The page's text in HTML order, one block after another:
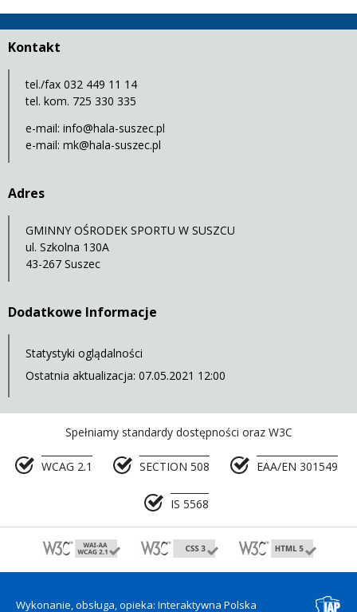
Kontakt
tel./fax 032 449 11 14
tel. kom. 725 330 335
e-mail: info@hala-suszec.pl
e-mail: mk@hala-suszec.pl
Adres
GMINNY OŚRODEK SPORTU W SUSZCU
ul. Szkolna 130A
43-267 Suszec
Dodatkowe Informacje
Statystyki oglądalności
Ostatnia aktualizacja: 07.05.2021 12:00
Spełniamy standardy dostępności oraz W3C
WCAG 2.1 SECTION 508 EAA/EN 301549
IS 5568
Wykonanie, obsługa, opieka: Interaktywna Polska